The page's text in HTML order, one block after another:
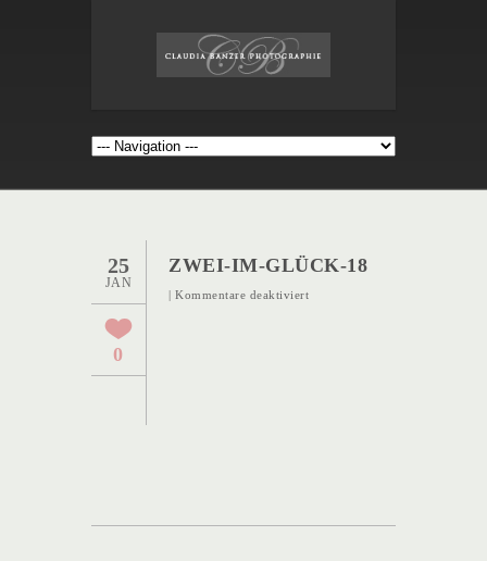
25
JAN
0
ZWEI-IM-GLÜCK-18
| Kommentare deaktiviertfür